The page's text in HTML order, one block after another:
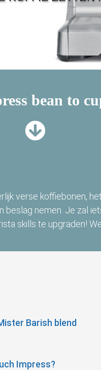
bean to
verse koffiebonen,
nemen. Je zal
skills te upgraden!
Barish blend
Impress?